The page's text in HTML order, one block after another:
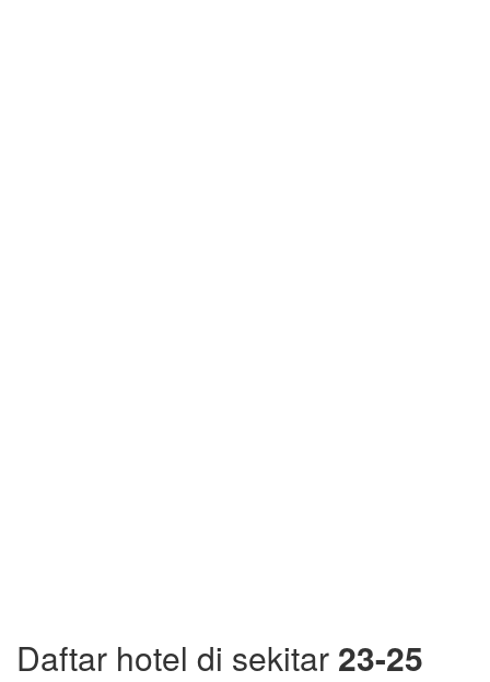
Daftar hotel di sekitar 23-25